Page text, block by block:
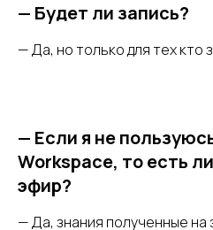
— Будет ли запись?
— Да, но только для тех кто
— Если я не
Workspace, то есть
эфир?
— Да, знания полученные